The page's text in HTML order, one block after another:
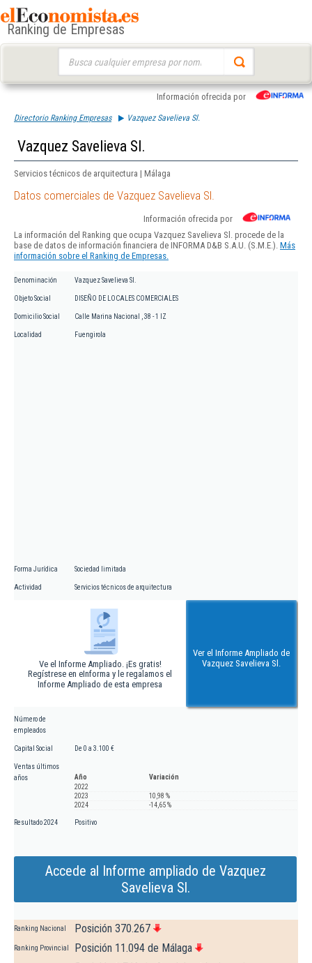
Ranking de Empresas
Información ofrecida por
Directorio Ranking Empresas Vazquez Savelieva Sl.
Vazquez Savelieva Sl.
Servicios técnicos de arquitectura | Málaga
Datos comerciales de Vazquez Savelieva Sl.
Información ofrecida por
La información del Ranking que ocupa Vazquez Savelieva Sl. procede de la
base de datos de información financiera de INFORMA D&B S.A.U. (S.M.E.). Más
información sobre el Ranking de Empresas.
Denominación Vazquez Savelieva Sl.
Objeto Social DISEÑO DE LOCALES COMERCIALES
Domicilio Social Calle Marina Nacional , 38 - 1 IZ
Localidad Fuengirola
Forma Jurídica Sociedad limitada
Actividad Servicios técnicos de arquitectura
Ve el Informe Ampliado. ¡Es gratis!
Regístrese en eInforma y le regalamos el
Informe Ampliado de esta empresa
Ver el Informe Ampliado de
Vazquez Savelieva Sl.
Número de
empleados
Capital Social De 0 a 3.100 €
Ventas últimos
años
Año
Variación
2022
2023
10,98 %
2024
-14,65 %
Resultado 2024 Positivo
Accede al Informe ampliado de Vazquez
Savelieva Sl.
Ranking Nacional Posición 370.267
Ranking Provincial Posición 11.094 de Málaga